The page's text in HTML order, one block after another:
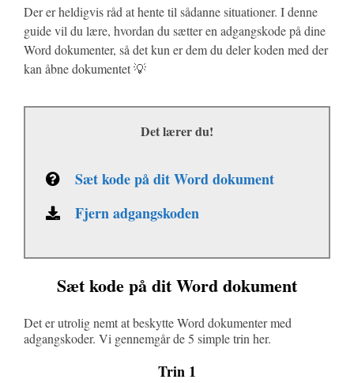
Der er heldigvis råd at hente til sådanne situationer. I denne
guide vil du lære, hvordan du sætter en adgangskode på dine
Word dokumenter, så det kun er dem du deler koden med der
kan åbne dokumentet 💡
Det lærer du!
Sæt kode på dit Word dokument
Fjern adgangskoden
Sæt kode på dit Word dokument
Det er utrolig nemt at beskytte Word dokumenter med
adgangskoder. Vi gennemgår de 5 simple trin her.
Trin 1